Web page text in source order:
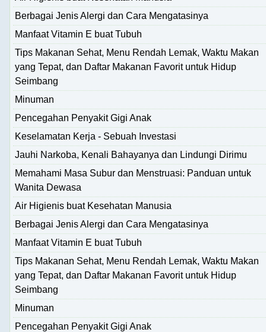
Berbagai Jenis Alergi dan Cara Mengatasinya
Manfaat Vitamin E buat Tubuh
Tips Makanan Sehat, Menu Rendah Lemak, Waktu Makan
yang Tepat, dan Daftar Makanan Favorit untuk Hidup
Seimbang
Minuman
Pencegahan Penyakit Gigi Anak
Keselamatan Kerja - Sebuah Investasi
Jauhi Narkoba, Kenali Bahayanya dan Lindungi Dirimu
Memahami Masa Subur dan Menstruasi: Panduan untuk
Wanita Dewasa
Air Higienis buat Kesehatan Manusia
Berbagai Jenis Alergi dan Cara Mengatasinya
Manfaat Vitamin E buat Tubuh
Tips Makanan Sehat, Menu Rendah Lemak, Waktu Makan
yang Tepat, dan Daftar Makanan Favorit untuk Hidup
Seimbang
Minuman
Pencegahan Penyakit Gigi Anak